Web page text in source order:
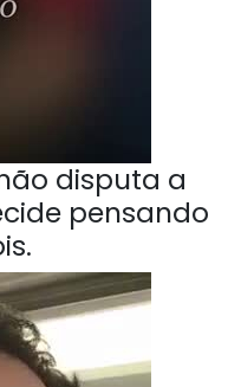
disputa a
pensando